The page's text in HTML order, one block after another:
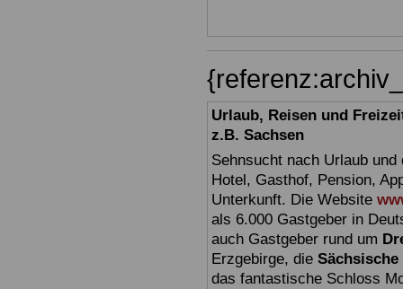
Urlaub, Reisen und
z.B. Sachsen
Sehnsucht nach Urlaub
Hotel, Gasthof, Pension,
Unterkunft. Die Website
als 6.000 Gastgeber in
auch Gastgeber rund um
Erzgebirge, die Sächsische
das fantastische Schloss